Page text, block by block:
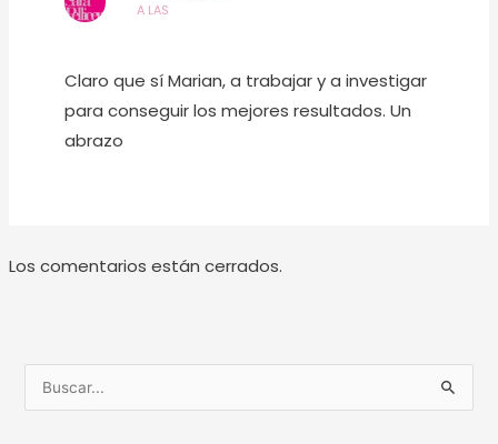
A LAS
Claro que sí Marian, a trabajar y a investigar
para conseguir los mejores resultados. Un
abrazo
Los comentarios están cerrados.